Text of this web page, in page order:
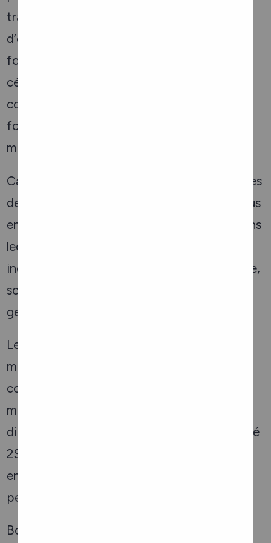
travail sans crainte de discrimination ou
d’exclusion et être une organisation qui
fournit les meilleurs soins à tous. Nous
célébrons la diversité au sein de notre
communauté et reconnaissons que notre
force réside dans l’entraide et le soutien
mutuel.
Carefor est fier d’être aux côtés des membres
de notre communauté 2SLGBTQ+. Nous nous
engageons à favoriser un environnement dans
lequel chacun se sent en sécurité, valorisé et
inclus, quelle que soit son orientation sexuelle,
son identité de genre ou son expression de
genre.
Le Mois de la fierté est non seulement un
moment pour reconnaître et célébrer la
communauté 2SLGBTQI+, mais aussi un
moment pour accepter et encourager nos
différences. En soutenant notre communauté
2SLGBTQ+, nous défendons ces valeurs et
enrichissons notre organisation avec des
perspectives et des expériences diverses.
Bonne fierté à tous !